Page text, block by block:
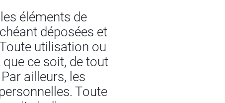
éléments de
déposées et
utilisation ou
ce soit, de tout
ailleurs, les
Toute